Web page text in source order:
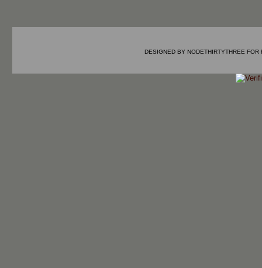
DESIGNED BY NODETHIRTYTHREE FOR